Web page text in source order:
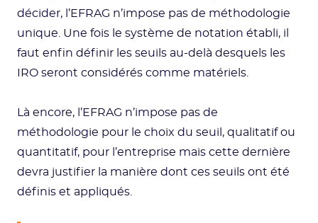
décider, l’EFRAG n’impose pas de méthodologie
unique. Une fois le système de notation établi, il
faut enfin définir les seuils au-delà desquels les
IRO seront considérés comme matériels.
Là encore, l’EFRAG n’impose pas de
méthodologie pour le choix du seuil, qualitatif ou
quantitatif, pour l’entreprise mais cette dernière
devra justifier la manière dont ces seuils ont été
définis et appliqués.